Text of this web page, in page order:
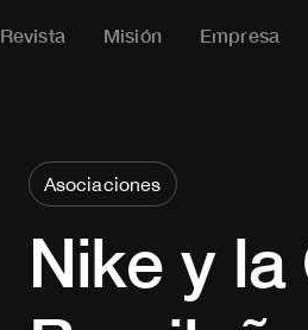
Revista Misión Empresa
Asociaciones
Nike y